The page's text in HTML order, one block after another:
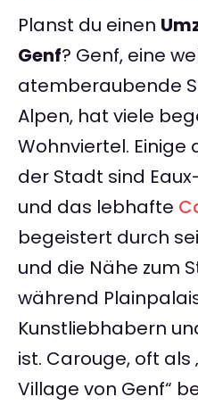
Planst du einen
Genf? Genf, eine
atemberaubende
Alpen, hat viele
Wohnviertel.
der Stadt sind
und das lebhafte
begeistert durch
und die Nähe zum
während
Kunstliebhabern
ist. Carouge, oft als
Village von Genf“